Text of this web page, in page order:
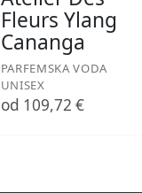
Fleurs Ylang
Cananga
PARFEMSKA VODA
UNISEX
od 109,72 €